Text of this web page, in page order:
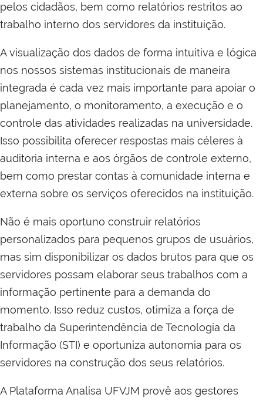
pelos cidadãos, bem como relatórios restritos ao
trabalho interno dos servidores da instituição.
A visualização dos dados de forma intuitiva e lógica
nos nossos sistemas institucionais de maneira
integrada é cada vez mais importante para apoiar o
planejamento, o monitoramento, a execução e o
controle das atividades realizadas na universidade.
Isso possibilita oferecer respostas mais céleres à
auditoria interna e aos órgãos de controle externo,
bem como prestar contas à comunidade interna e
externa sobre os serviços oferecidos na instituição.
Não é mais oportuno construir relatórios
personalizados para pequenos grupos de usuários,
mas sim disponibilizar os dados brutos para que os
servidores possam elaborar seus trabalhos com a
informação pertinente para a demanda do
momento. Isso reduz custos, otimiza a força de
trabalho da Superintendência de Tecnologia da
Informação (STI) e oportuniza autonomia para os
servidores na construção dos seus relatórios.
A Plataforma Analisa UFVJM provê aos gestores